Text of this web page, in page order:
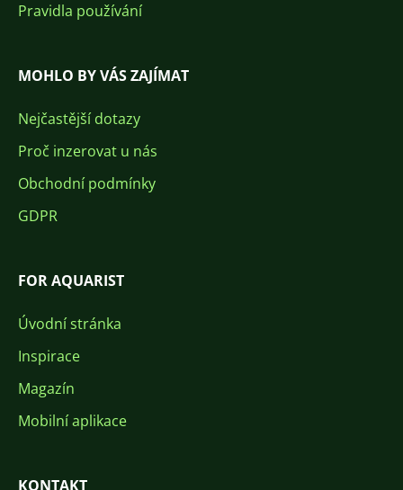
Pravidla používání
MOHLO BY VÁS ZAJÍMAT
Nejčastější dotazy
Proč inzerovat u nás
Obchodní podmínky
GDPR
FOR AQUARIST
Úvodní stránka
Inspirace
Magazín
Mobilní aplikace
KONTAKT